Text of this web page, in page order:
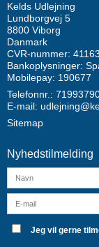
Kelds Udlejning
Lundborgvej 5
8800 Viborg
Danmark
CVR-nummer:
Bankoplysninger:
Mobilepay: 190677
Telefonnr.:
E-mail:
Sitemap
Nyhedstilmelding
Jeg vil gerne